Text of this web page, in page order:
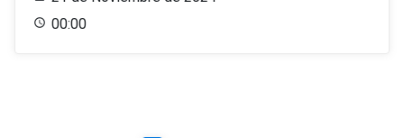
00:00